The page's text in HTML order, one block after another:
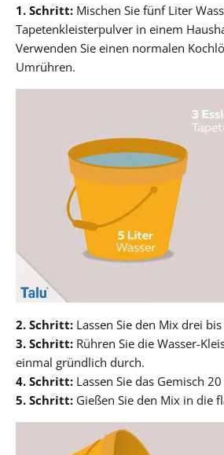
1. Schritt: Mischen Sie fünf Liter
Tapetenkleisterpulver in einem
Verwenden Sie einen normalen
Umrühren.
2. Schritt: Lassen Sie den Mix drei
3. Schritt: Rühren Sie die Wasser-
einmal gründlich durch.
4. Schritt: Lassen Sie das Gemisch
5. Schritt: Gießen Sie den Mix in die